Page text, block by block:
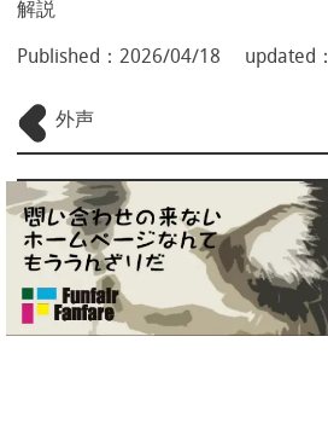
解説
Published： 2026/04/18 updated：
外声